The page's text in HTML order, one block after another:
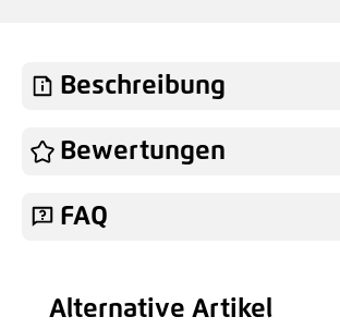
Beschreibung
Bewertungen
FAQ
Produktgalerie überspringen
Alternative Artikel